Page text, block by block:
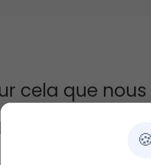
cela que
simple pour